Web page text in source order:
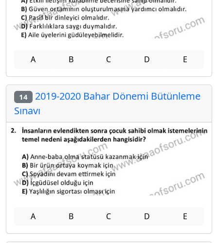
A B C D E
14 2019-2020 Bahar Dönemi Bütünleme
Sınavı
A B C D E